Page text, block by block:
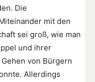
Die
mit den
sei groß, wie man
und ihrer
von Bürgern
Allerdings